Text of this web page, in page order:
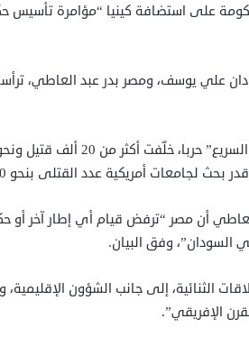
على استضافة كينيا “مؤامرة تأسيس
علي يوسف، ومصر بدر عبد العاطي،
لجامعات أمريكية عدد القتلى بنحو 130 ألفا.
أن مصر “ترفض قيام أي إطار آخر أو
وفق البيان.
الثنائية، إلى جانب الشؤون الإقليمية،
الإفريقي”.